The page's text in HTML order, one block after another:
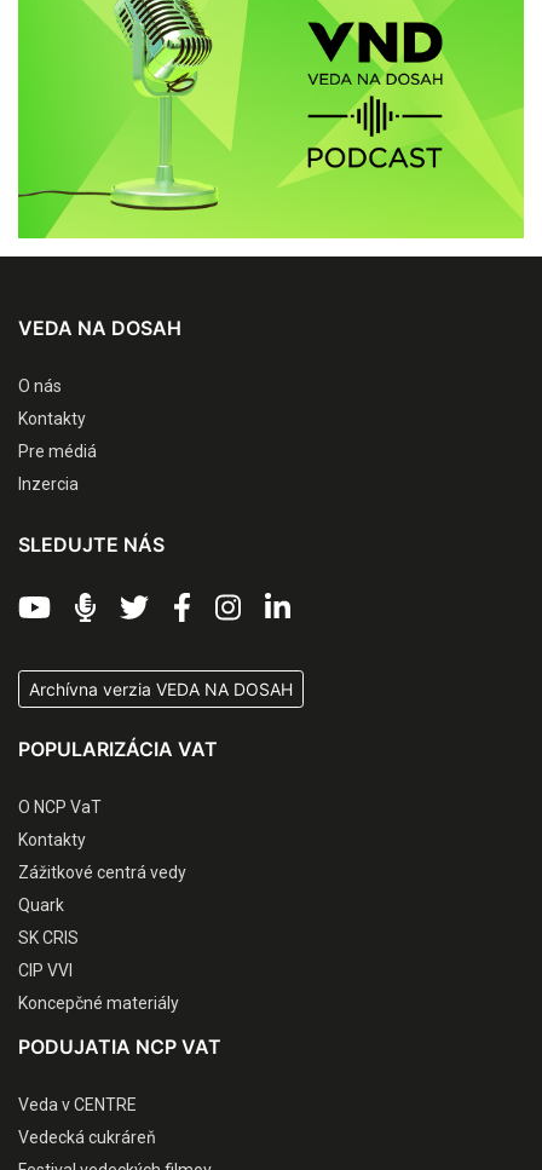
VEDA NA DOSAH
O nás
Kontakty
Pre médiá
Inzercia
SLEDUJTE NÁS
Archívna verzia VEDA NA DOSAH
POPULARIZÁCIA VAT
O NCP VaT
Kontakty
Zážitkové centrá vedy
Quark
SK CRIS
CIP VVI
Koncepčné materiály
PODUJATIA NCP VAT
Veda v CENTRE
Vedecká cukráreň